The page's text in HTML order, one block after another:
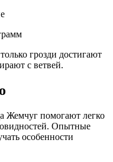
грозди достигают
с ветвей.
Жемчуг помогают легко
Опытные
особенности